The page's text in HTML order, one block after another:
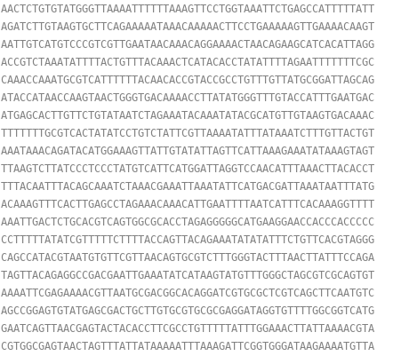
AACTCTGTGTATGGGTTAAAATTTTTTAAAGTTCCTGGTAAATTCTGAGCCATTTTTATT
AGATCTTGTAAGTGCTTCAGAAAAATAAACAAAAACTTCCTGAAAAAGTTGAAAACAAGT
AATTGTCATGTCCCGTCGTTGAATAACAAACAGGAAAACTAACAGAAGCATCACATTAGG
ACCGTCTAAATATTTTACTGTTTACAAACTCATACACCTATATTTTAGAATTTTTTTCGC
CAAACCAAATGCGTCATTTTTTACAACACCGTACCGCCTGTTTGTTATGCGGATTAGCAG
ATACCATAACCAAGTAACTGGGTGACAAAACCTTATATGGGTTTGTACCATTTGAATGAC
ATGAGCACTTGTTCTGTATAATCTAGAAATACAAATATACGCATGTTGTAAGTGACAAAC
TTTTTTTGCGTCACTATATCCTGTCTATTCGTTAAAATATTTATAAATCTTTGTTACTGT
AAATAAACAGATACATGGAAAGTTATTGTATATTAGTTCATTAAAGAAATATAAAGTAGT
TTAAGTCTTATCCCTCCCTATGTCATTCATGGATTAGGTCCAACATTTAAACTTACACCT
TTTACAATTTACAGCAAATCTAAACGAAATTAAATATTCATGACGATTAAATAATTTATG
ACAAAGTTTCACTTGAGCCTAGAAACAAACATTGAATTTTAATCATTTCACAAAGGTTTT
AAATTGACTCTGCACGTCAGTGGCGCACCTAGAGGGGGCATGAAGGAACCACCCACCCCC
CCTTTTTATATCGTTTTTCTTTTACCAGTTACAGAAATATATATTTCTGTTCACGTAGGG
CAGCCATACGTAATGTGTTCGTTAACAGTGCGTCTTTGGGTACTTTAACTTATTTCCAGA
TAGTTACAGAGGCCGACGAATTGAAATATCATAAGTATGTTTGGGCTAGCGTCGCAGTGT
AAAATTCGAGAAAACGTTAATGCGACGGCACAGGATCGTGCGCTCGTCAGCTTCAATGTC
AGCCGGAGTGTATGAGCGACTGCTTGTGCGTGCGCGAGGATAGGTGTTTTGGCGGTCATG
GAATCAGTTAACGAGTACTACACCTTCGCCTGTTTTTATTTGGAAACTTATTAAAACGTA
CGTGGCGAGTAACTAGTTTATTATAAAAATTTAAAGATTCGGTGGGATAAGAAAATGTTA